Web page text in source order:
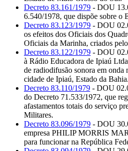
Decreto 83.161/1979 - DOU
6.540/1978, que dispõe sobre o
Decreto 83.123/1979 - DOU
os efeitos dos Oficiais dos
Oficiais da Marinha, criados
Decreto 83.122/1979 - DOU
à Rádio Educadora de Ipiaú
de radiodifusão sonora em onda
cidade de Ipiaú, Estado da Bahia.
Decreto 83.110/1979 - DOU
do Decreto 71.533/1972, que
afastamentos totais do serviço
Militares.
Decreto 83.096/1979 - DOU
empresa PHILIP MORRIS
para funcionar na República